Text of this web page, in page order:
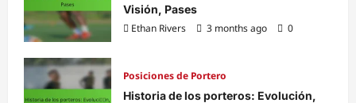
Visión, Pases
Ethan Rivers
3 months ago 0
Posiciones de Portero
Historia de los porteros: Evolución,